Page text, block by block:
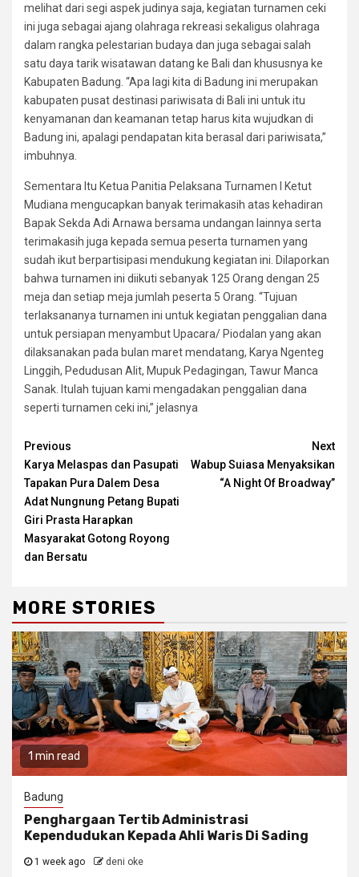
melihat dari segi aspek judinya saja, kegiatan turnamen ceki
ini juga sebagai ajang olahraga rekreasi sekaligus olahraga
dalam rangka pelestarian budaya dan juga sebagai salah
satu daya tarik wisatawan datang ke Bali dan khususnya ke
Kabupaten Badung. “Apa lagi kita di Badung ini merupakan
kabupaten pusat destinasi pariwisata di Bali ini untuk itu
kenyamanan dan keamanan tetap harus kita wujudkan di
Badung ini, apalagi pendapatan kita berasal dari pariwisata,”
imbuhnya.
Sementara Itu Ketua Panitia Pelaksana Turnamen I Ketut
Mudiana mengucapkan banyak terimakasih atas kehadiran
Bapak Sekda Adi Arnawa bersama undangan lainnya serta
terimakasih juga kepada semua peserta turnamen yang
sudah ikut berpartisipasi mendukung kegiatan ini. Dilaporkan
bahwa turnamen ini diikuti sebanyak 125 Orang dengan 25
meja dan setiap meja jumlah peserta 5 Orang. “Tujuan
terlaksananya turnamen ini untuk kegiatan penggalian dana
untuk persiapan menyambut Upacara/ Piodalan yang akan
dilaksanakan pada bulan maret mendatang, Karya Ngenteg
Linggih, Pedudusan Alit, Mupuk Pedagingan, Tawur Manca
Sanak. Itulah tujuan kami mengadakan penggalian dana
seperti turnamen ceki ini,” jelasnya
Continue
Reading
Previous
Karya Melaspas dan Pasupati
Tapakan Pura Dalem Desa
Adat Nungnung Petang Bupati
Giri Prasta Harapkan
Masyarakat Gotong Royong
dan Bersatu
Next
Wabup Suiasa Menyaksikan
“A Night Of Broadway”
MORE STORIES
1 min read
Badung
Penghargaan Tertib Administrasi
Kependudukan Kepada Ahli Waris Di Sading
1 week ago deni oke